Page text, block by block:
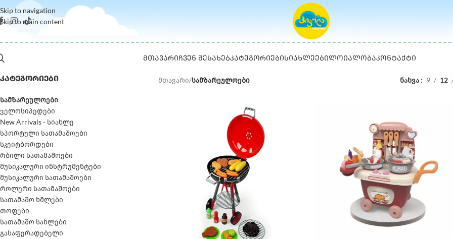
Skip to navigation
Skip to main content
ᲛᲗᲐᲕᲐᲠᲘᲩᲕᲔᲜ ᲨᲔᲡᲐᲮᲔᲑᲙᲐᲢᲔᲒᲝᲠᲘᲔᲑᲘᲡᲘᲐᲮᲚᲔᲔᲑᲘᲚᲝᲘᲐᲚᲝᲑᲐᲙᲝᲜᲢᲐᲥᲢᲘ
ᲙᲐᲢᲔᲒᲝᲠᲘᲔᲑᲘ
სამზარეულოები
ველოსიპედები
New Arrivals - სიახლე
სპორტული სათამაშოები
სკეიტბორდები
რბილი სათამაშოები
მუსიკალური ინსტრუმენტები
მუსიკალური სათამაშოები
როლური სათამაშოები
სათამაშო ხმლები
თოფები
სათამაშო სახლები
გასაფერადებელი
მთავარი/სამზარეულოები ნახვა 9 12